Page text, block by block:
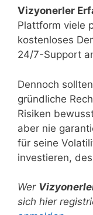
Vizyonerler
Plattform viele
kostenloses
24/7-Support
Dennoch
gründliche
Risiken
aber nie
für seine
investieren,
Wer
sich hier